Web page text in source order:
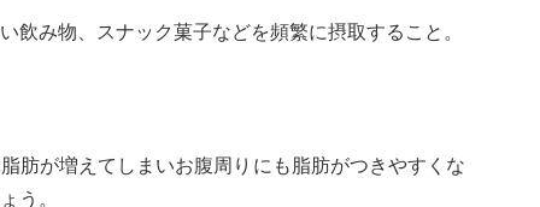
飲み物、スナック菓子などを頻繁に摂取すること。
肪が増えてしまいお腹周りにも脂肪がつきやすくな
う。